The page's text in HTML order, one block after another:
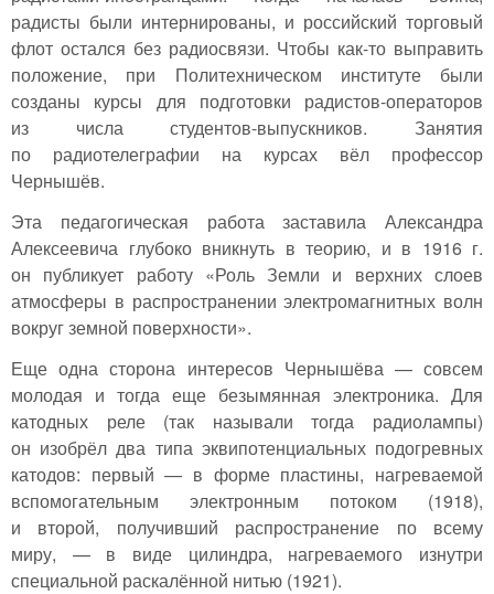
радисты были интернированы, и российский торговый
флот остался без радиосвязи. Чтобы как-то выправить
положение, при Политехническом институте были
созданы курсы для подготовки радистов-операторов
из числа студентов-выпускников. Занятия
по радиотелеграфии на курсах вёл профессор
Чернышёв.
Эта педагогическая работа заставила Александра
Алексеевича глубоко вникнуть в теорию, и в 1916 г.
он публикует работу «Роль Земли и верхних слоев
атмосферы в распространении электромагнитных волн
вокруг земной поверхности».
Еще одна сторона интересов Чернышёва — совсем
молодая и тогда еще безымянная электроника. Для
катодных реле (так называли тогда радиолампы)
он изобрёл два типа эквипотенциальных подогревных
катодов: первый — в форме пластины, нагреваемой
вспомогательным электронным потоком (1918),
и второй, получивший распространение по всему
миру, — в виде цилиндра, нагреваемого изнутри
специальной раскалённой нитью (1921).